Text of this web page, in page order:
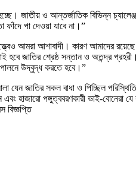
জাতীয় ও আন্তর্জাতিক বিভিন্ন
পা দেওয়া যাবে না।”
আমরা আশাবাদী। কারণ আমাদের
হবে জাতির শ্রেষ্ঠ সন্তান ও অতন্দ্র
উদ্বুদ্ধ করতে হবে।”
জাতির সকল বাধা ও পিচ্ছিল
হাজারো পঙ্গুত্ববরণকারী ভাই-বোনেরা